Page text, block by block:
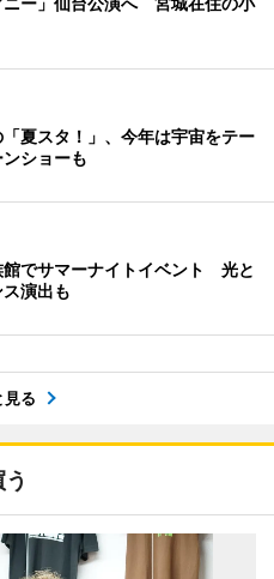
夏スタ！」、今年は宇宙をテー
ショーも
館でサマーナイトイベント 光と
演出も
見る